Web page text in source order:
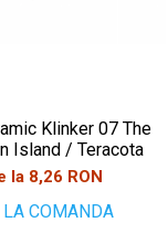
Klinker 07 The
Island / Teracota
la 8,26 RON
LA COMANDA